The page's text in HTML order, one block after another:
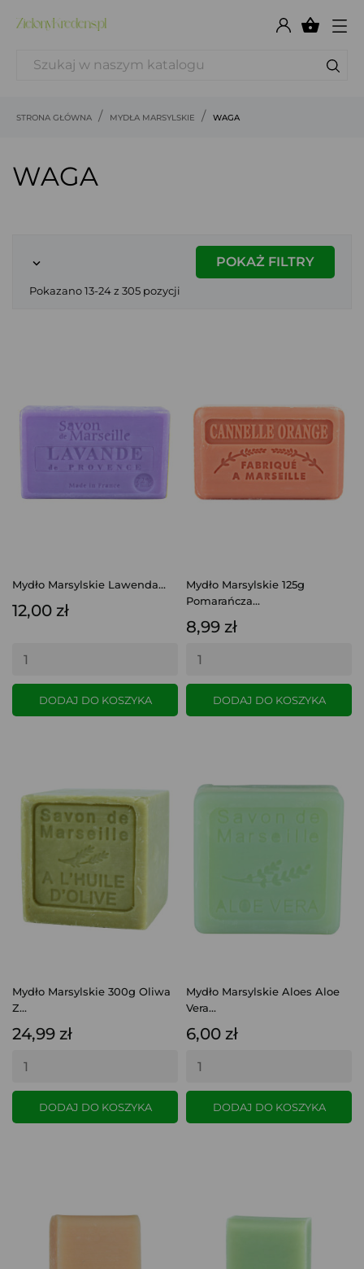

STRONA GŁÓWNA MYDŁA MARSYLSKIE WAGA
WAGA
 POKAŻ FILTRY
Pokazano 13-24 z 305 pozycji
Mydło Marsylskie Lawenda...
12,00 zł
DODAJ DO KOSZYKA
Mydło Marsylskie 125g
Pomarańcza...
8,99 zł
DODAJ DO KOSZYKA
Mydło Marsylskie 300g Oliwa
Z...
24,99 zł
DODAJ DO KOSZYKA
Mydło Marsylskie Aloes Aloe
Vera...
6,00 zł
DODAJ DO KOSZYKA